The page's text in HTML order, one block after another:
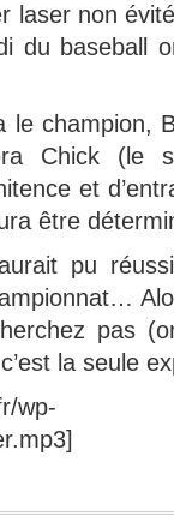
laser non
du baseball
le
Chick (le
et
être
pu
pas
la seule
wp-